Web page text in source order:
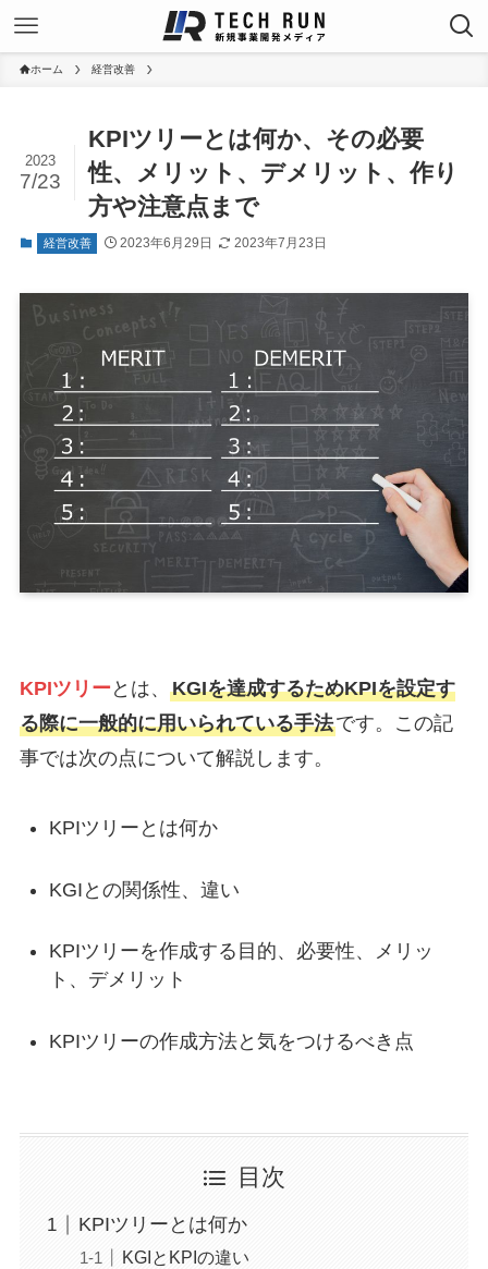
ホーム 経営改善
KPIツリーとは何か、その必要
性、メリット、デメリット、作り
方や注意点まで
2023
7/23
経営改善 2023年6月29日 2023年7月23日
KPIツリー とは、 KGIを達成するためKPIを設定す
る際に一般的に用いられている手法です。この記
事では次の点について解説します。
KPIツリーとは何か
KGIとの関係性、違い
KPIツリーを作成する目的、必要性、メリッ
ト、デメリット
KPIツリーの作成方法と気をつけるべき点
目次
KPIツリーとは何か
KGIとKPIの違い